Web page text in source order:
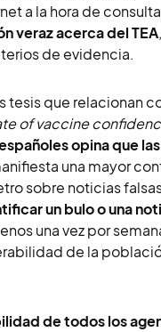
a la hora de
veraz acerca del TEA
de evidencia.
tesis que relacionan
of vaccine
opina que
una mayor
sobre noticias
un bulo o una
una vez por
de la
de todos los